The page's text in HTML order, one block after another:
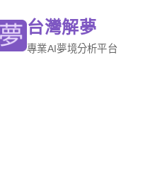
台灣解夢
專業AI夢境分析平台